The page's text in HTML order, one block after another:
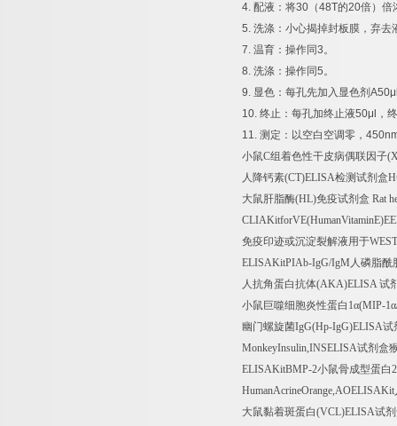
4. 配液：将30 （48T的20倍）倍
5. 洗涤：小心揭掉封板膜，弃去
7. 温育：操作同3。
8. 洗涤：操作同5。
9. 显色：每孔先加入显色剂
10. 终止：每孔加终止液50μl
，
11. 测定：以空白空调零，
小鼠C组着色性干皮病偶联因子
人降钙素(CT)ELISA检测试剂盒
大鼠肝脂酶(HL)免疫试剂盒 Rat
免疫印迹或沉淀裂解液用于
ELISAKitPIAb-IgG/IgM 人磷脂酰
人抗角蛋白抗体(AKA)ELISA试
小鼠巨噬细胞炎性蛋白 1α(MIP-1α
幽门螺旋菌IgG(Hp-IgG)ELISA试
MonkeyInsulin,INSELISA试剂盒
ELISAKitBMP-2小鼠骨成型蛋白2
HumanAcrineOrange,AOELISAKit
大鼠黏着斑蛋白(VCL)ELISA试